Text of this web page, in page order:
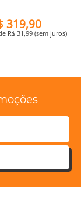
319,90
R$ 31,99 (sem juros)